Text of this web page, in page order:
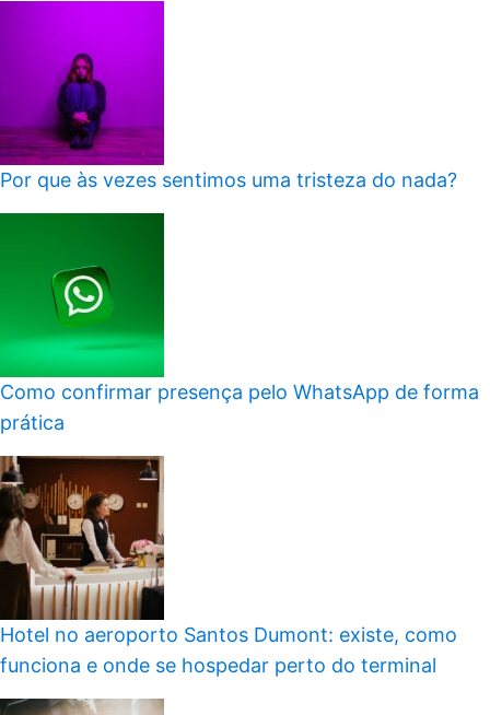
Por que às vezes sentimos uma tristeza do nada?
Como confirmar presença pelo WhatsApp de forma
prática
Hotel no aeroporto Santos Dumont: existe, como
funciona e onde se hospedar perto do terminal